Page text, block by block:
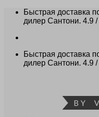
Skip
Быстрая доставка
дилер Сантони. 4.9 /
Быстрая доставка
дилер Сантони. 4.9 /